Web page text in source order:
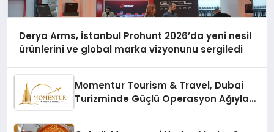
Derya Arms, İstanbul Prohunt 2026’da yeni nesil
ürünlerini ve global marka vizyonunu sergiledi
Momentur Tourism & Travel, Dubai
Turizminde Güçlü Operasyon Ağıyla